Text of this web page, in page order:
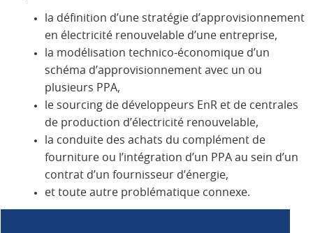
la définition d’une stratégie d’approvisionnement
en électricité renouvelable d’une entreprise,
la modélisation technico-économique d’un
schéma d’approvisionnement avec un ou
plusieurs PPA,
le sourcing de développeurs EnR et de centrales
de production d’électricité renouvelable,
la conduite des achats du complément de
fourniture ou l’intégration d’un PPA au sein d’un
contrat d’un fournisseur d’énergie,
et toute autre problématique connexe.